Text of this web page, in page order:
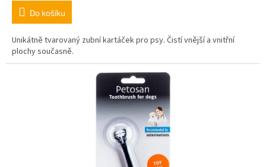
Do košíku
Unikátně tvarovaný zubní kartáček pro psy. Čistí vnější a vnitřní
plochy současně.